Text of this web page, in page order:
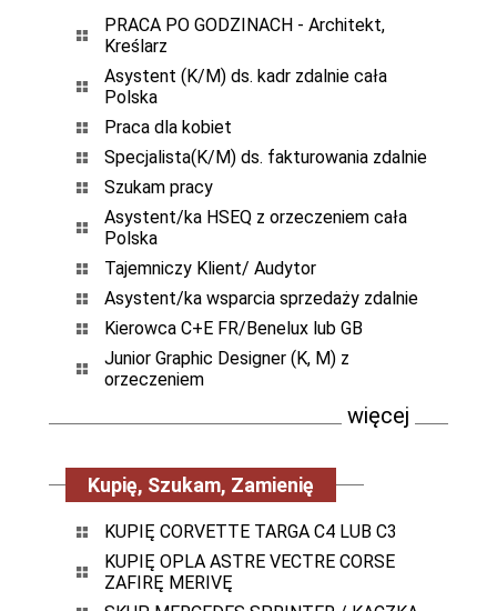
PRACA PO GODZINACH - Architekt,
Kreślarz
Asystent (K/M) ds. kadr zdalnie cała
Polska
Praca dla kobiet
Specjalista(K/M) ds. fakturowania zdalnie
Szukam pracy
Asystent/ka HSEQ z orzeczeniem cała
Polska
Tajemniczy Klient/ Audytor
Asystent/ka wsparcia sprzedaży zdalnie
Kierowca C+E FR/Benelux lub GB
Junior Graphic Designer (K, M) z
orzeczeniem
więcej
Kupię, Szukam, Zamienię
KUPIĘ CORVETTE TARGA C4 LUB C3
KUPIĘ OPLA ASTRE VECTRE CORSE
ZAFIRĘ MERIVĘ